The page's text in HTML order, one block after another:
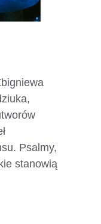
Psalmy,
stanowią